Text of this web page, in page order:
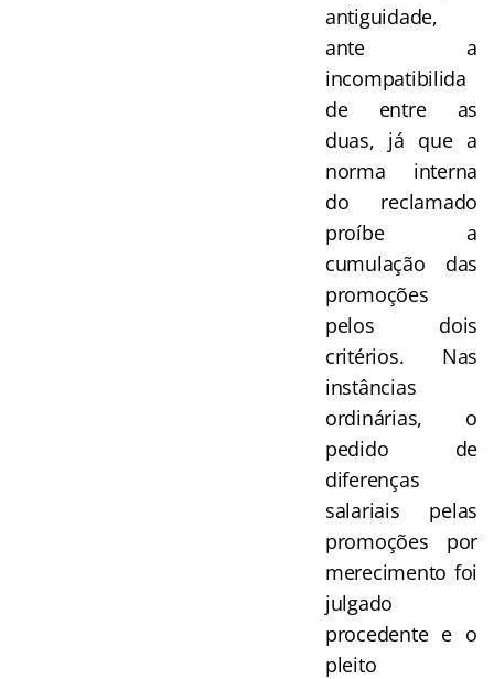
antiguidade,
ante a
incompatibilida
de entre as
duas, já que a
norma interna
do reclamado
proíbe a
cumulação das
promoções
pelos dois
critérios. Nas
instâncias
ordinárias, o
pedido de
diferenças
salariais pelas
promoções por
merecimento foi
julgado
procedente e o
pleito